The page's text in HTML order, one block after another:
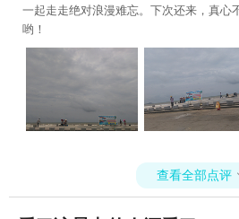
一起走走绝对浪漫难忘。下次还来，真心
哟！
查看全部点评